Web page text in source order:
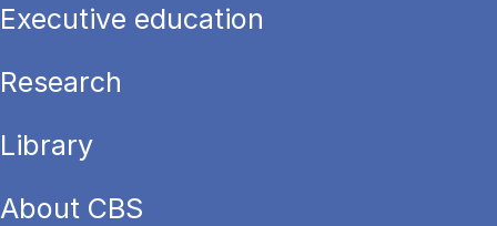
Executive education
Research
Library
About CBS